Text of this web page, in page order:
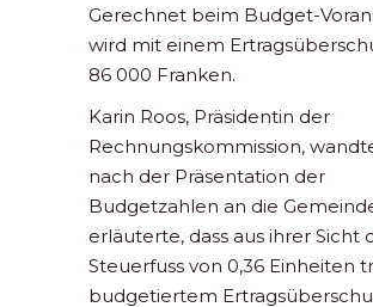
Gerechnet beim Budget-
wird mit einem
86 000 Franken.
Karin Roos, Präsidentin der
Rechnungskommission,
nach der Präsentation der
Budgetzahlen an die
erläuterte, dass aus ihrer Sicht
Steuerfuss von 0,36 Einheiten
budgetiertem